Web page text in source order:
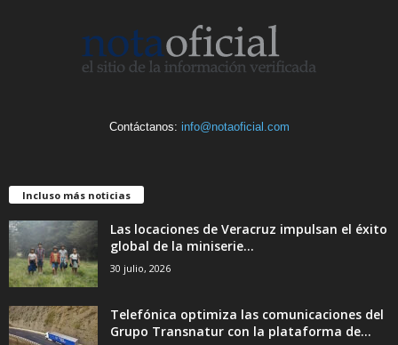
Contáctanos: info@notaoficial.com
Incluso más noticias
Las locaciones de Veracruz impulsan el éxito
global de la miniserie...
30 julio, 2026
Telefónica optimiza las comunicaciones del
Grupo Transnatur con la plataforma de...